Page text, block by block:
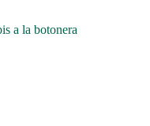
a la botonera